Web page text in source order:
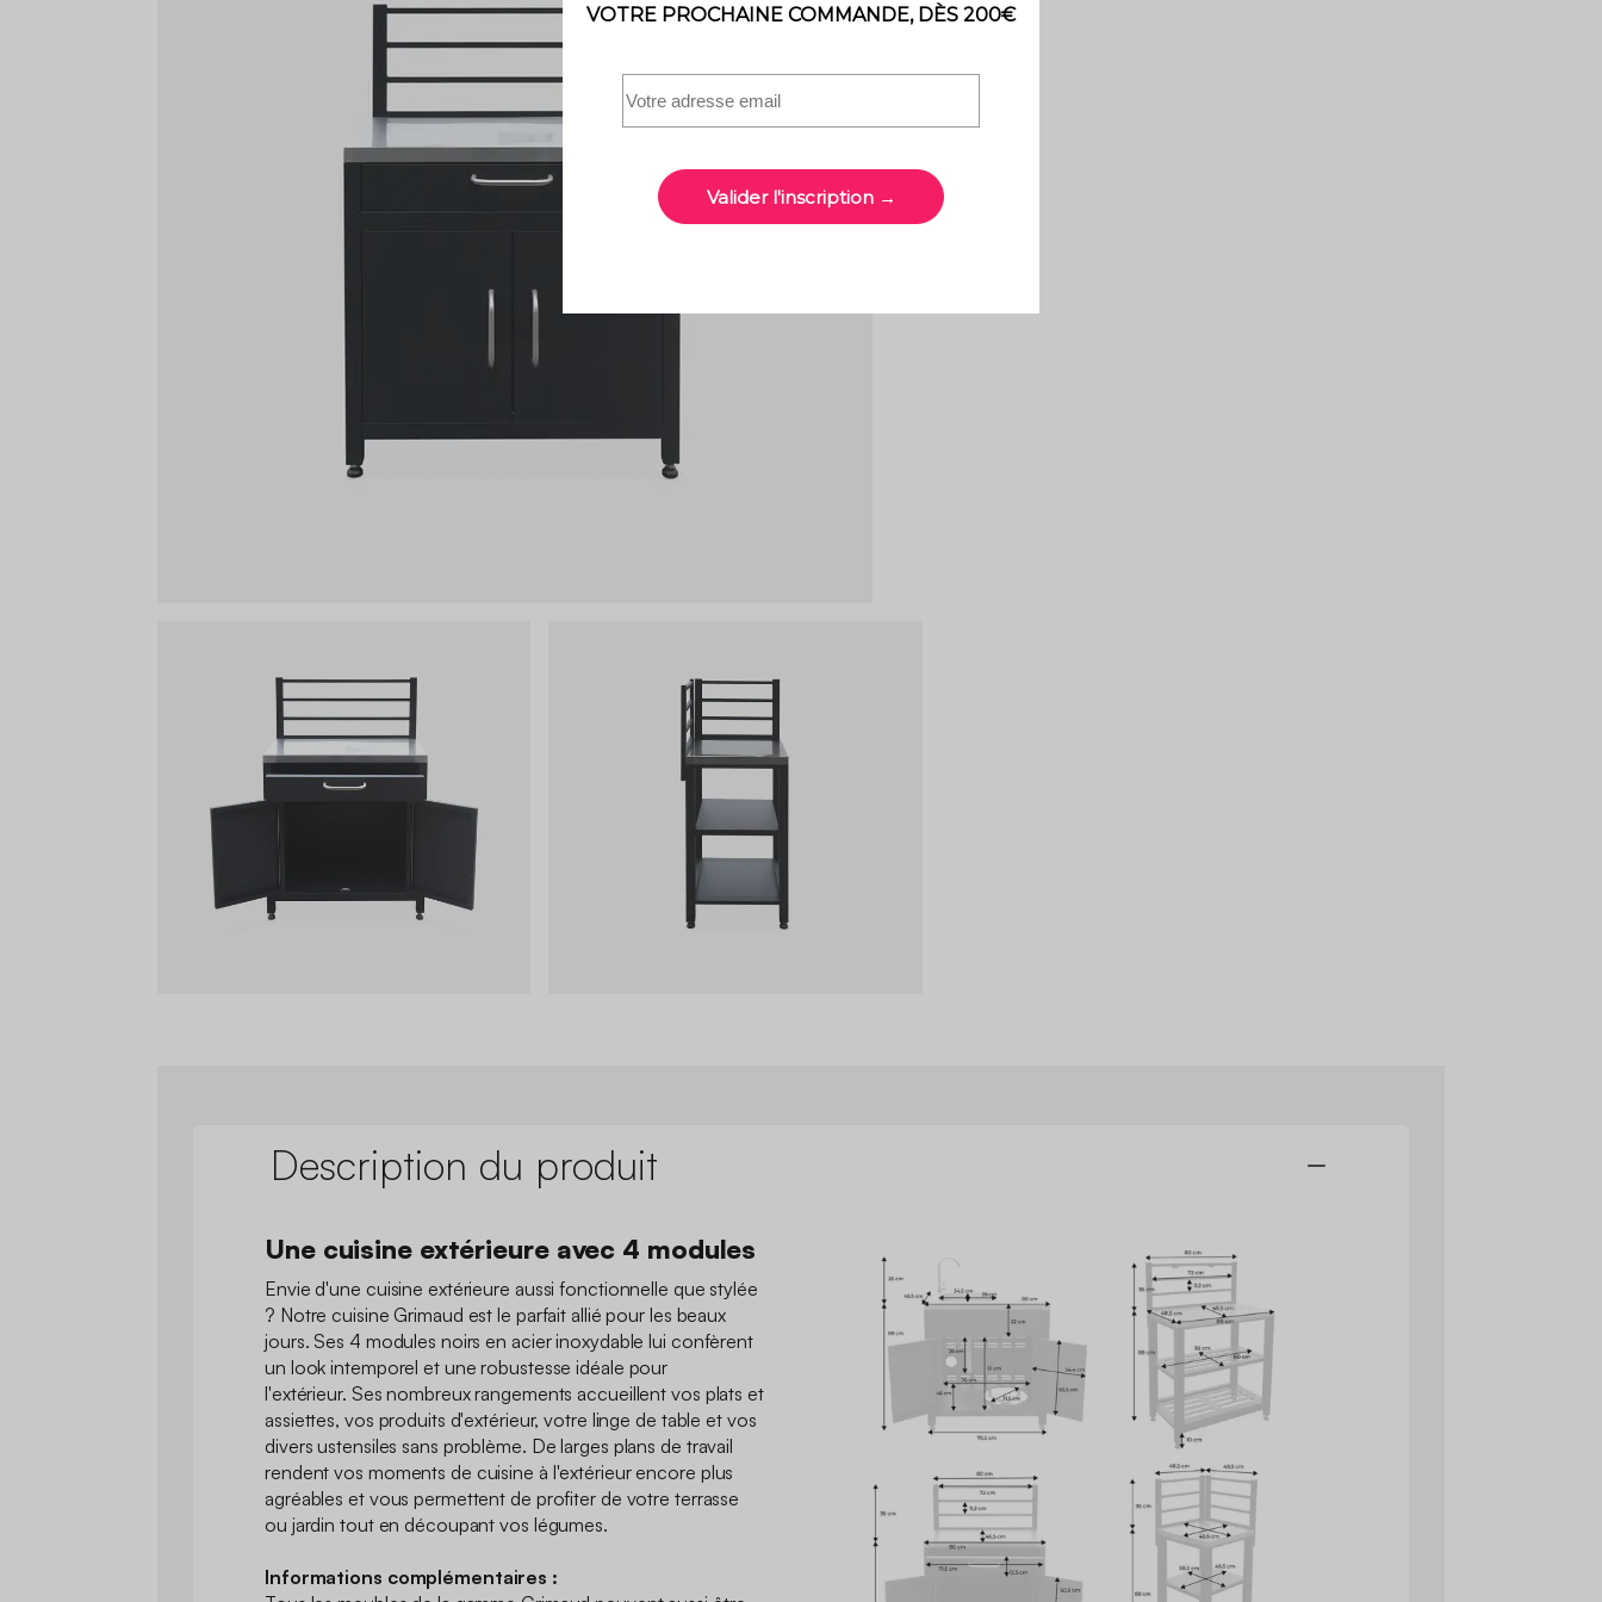
Description du produit
Une cuisine extérieure avec 4 modules
Envie d'une cuisine extérieure aussi fonctionnelle que stylée
? Notre cuisine Grimaud est le parfait allié pour les beaux
jours. Ses 4 modules noirs en acier inoxydable lui confèrent
un look intemporel et une robustesse idéale pour
l'extérieur. Ses nombreux rangements accueillent vos plats et
assiettes, vos produits d'extérieur, votre linge de table et vos
divers ustensiles sans problème. De larges plans de travail
rendent vos moments de cuisine à l'extérieur encore plus
agréables et vous permettent de profiter de votre terrasse
ou jardin tout en découpant vos légumes.
Informations complémentaires :